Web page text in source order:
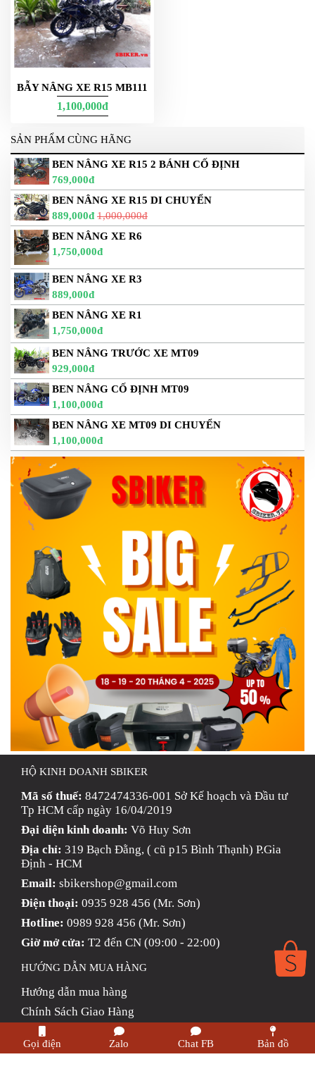
BẪY NÂNG XE R15 MB111
1,100,000đ
SẢN PHẨM CÙNG HÃNG
BEN NÂNG XE R15 2 BÁNH CỐ ĐỊNH
769,000đ
BEN NÂNG XE R15 DI CHUYỂN
889,000đ 1,000,000đ
BEN NÂNG XE R6
1,750,000đ
BEN NÂNG XE R3
889,000đ
BEN NÂNG XE R1
1,750,000đ
BEN NÂNG TRƯỚC XE MT09
929,000đ
BEN NÂNG CỐ ĐỊNH MT09
1,100,000đ
BEN NÂNG XE MT09 DI CHUYỂN
1,100,000đ
HỘ KINH DOANH SBIKER
Mã số thuế: 8472474336-001 Sở Kế hoạch và Đầu tư
Tp HCM cấp ngày 16/04/2019
Đại diện kinh doanh: Võ Huy Sơn
Địa chỉ: 319 Bạch Đằng, ( cũ p15 Bình Thạnh) P.Gia
Định - HCM
Email: sbikershop@gmail.com
Điện thoại: 0935 928 456 (Mr. Sơn)
Hotline: 0989 928 456 (Mr. Sơn)
Giờ mở cửa: T2 đến CN (09:00 - 22:00)
HƯỚNG DẪN MUA HÀNG
Hướng dẫn mua hàng
Chính Sách Giao Hàng
Phương thức thanh toán
Chính sách trả hàng & Hoàn tiền
Gọi điện Zalo Chat FB Bản đồ